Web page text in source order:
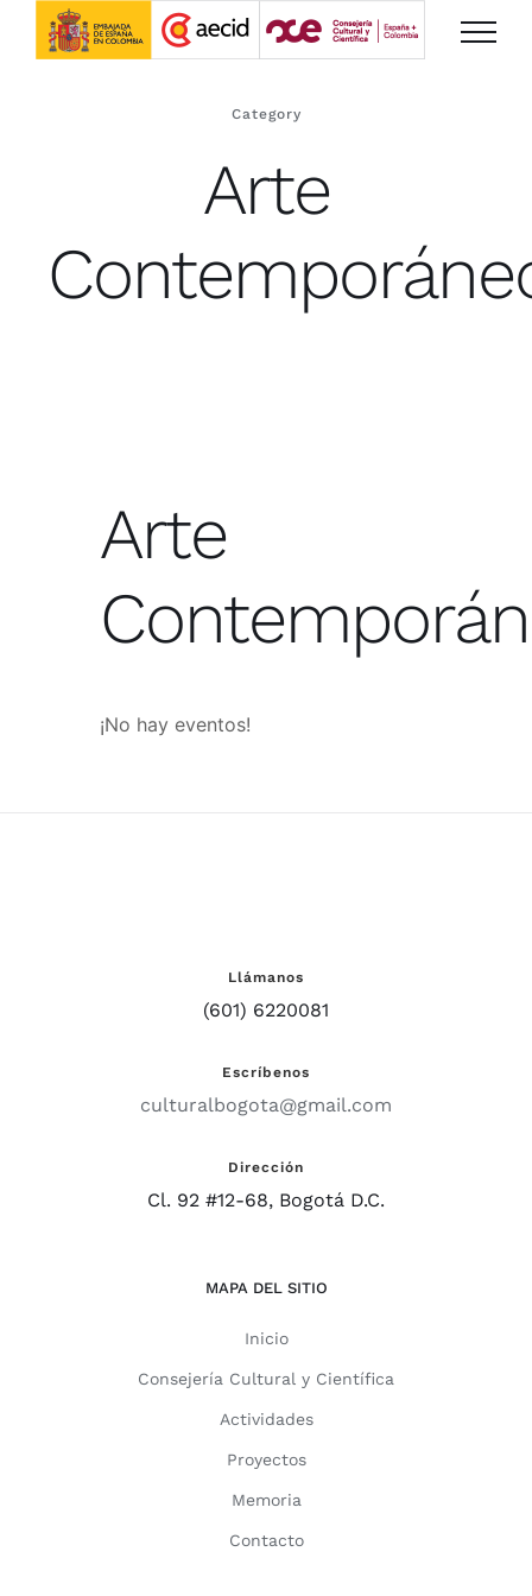
Saltar
Category
Arte
Arte
¡No hay eventos!
Llámanos
(601) 6220081
Escríbenos
culturalbogota@gmail.com
Dirección
Cl. 92 #12-68, Bogotá D.C.
MAPA DEL SITIO
Inicio
Consejería Cultural y Científica
Actividades
Proyectos
Memoria
Contacto